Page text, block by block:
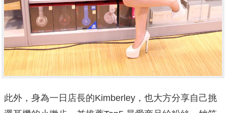
此外，身為一日店長的Kimberley，也大方分享自己挑